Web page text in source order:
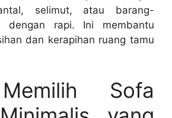
selimut, atau barang-
dengan rapi. Ini membantu
dan kerapihan ruang tamu
Sofa